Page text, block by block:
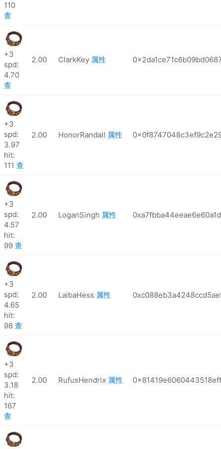
110
查
+3
spd:
4.70
查
2.00 ClarkKey 属性
+3
spd:
3.97
hit:
111 查
2.00 HonorRandall 属性
+3
spd:
4.57
hit:
99 查
2.00 LoganSingh 属性
+3
spd:
4.65
hit:
98 查
2.00 LaibaHess 属性
+3
spd:
3.18
hit:
167
查
2.00 RufusHendrix 属性